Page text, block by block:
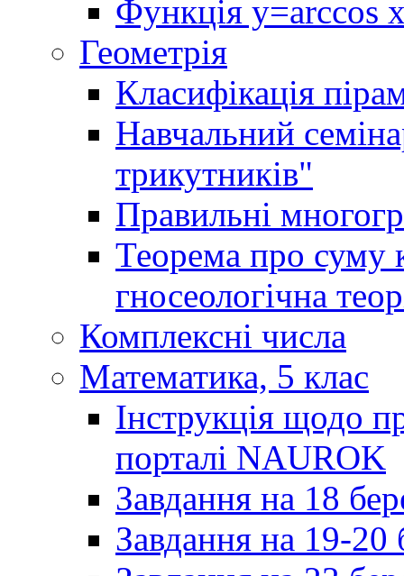
Функція y=arccos x
Геометрія
Класифікація
Навчальний
трикутників"
Правильні
Теорема про суму
гносеологічна
Комплексні числа
Математика, 5 клас
Інструкція щодо
порталі NAUROK
Завдання на 18
Завдання на 19-20